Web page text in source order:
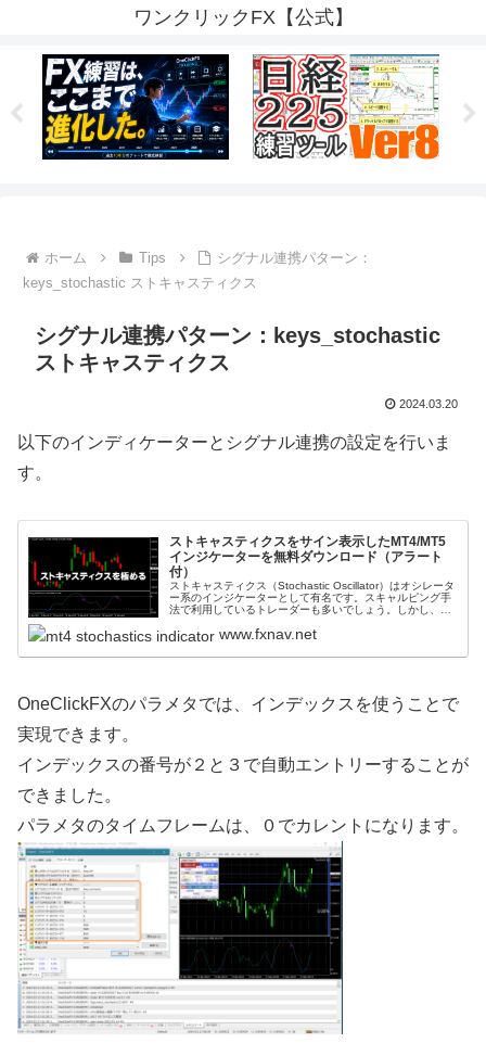
ワンクリックFX【公式】
ホーム Tips
シグナル連携パターン：
keys_stochastic ストキャスティクス
シグナル連携パターン：keys_stochastic
ストキャスティクス
2024.03.20
以下のインディケーターとシグナル連携の設定を行いま
す。
ストキャスティクスをサイン表示したMT4/MT5
インジケーターを無料ダウンロード（アラート
付）
ストキャスティクス（Stochastic Oscillator）はオシレータ
ー系のインジケーターとして有名です。スキャルピング手
法で利用しているトレーダーも多いでしょう。しかし、こ
全く使え...www.fxnav.net
OneClickFXのパラメタでは、インデックスを使うことで
実現できます。
インデックスの番号が２と３で自動エントリーすることが
できました。
パラメタのタイムフレームは、０でカレントになります。